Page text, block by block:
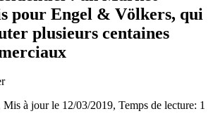
pour Engel & Völkers, qui
plusieurs centaines
Mis à jour le 12/03/2019, Temps de lecture: 1